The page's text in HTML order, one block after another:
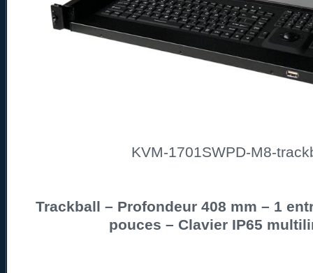
KVM-1701SWPD-M8-
Trackball – Profondeur 408 mm – 1
pouces – Clavier IP65